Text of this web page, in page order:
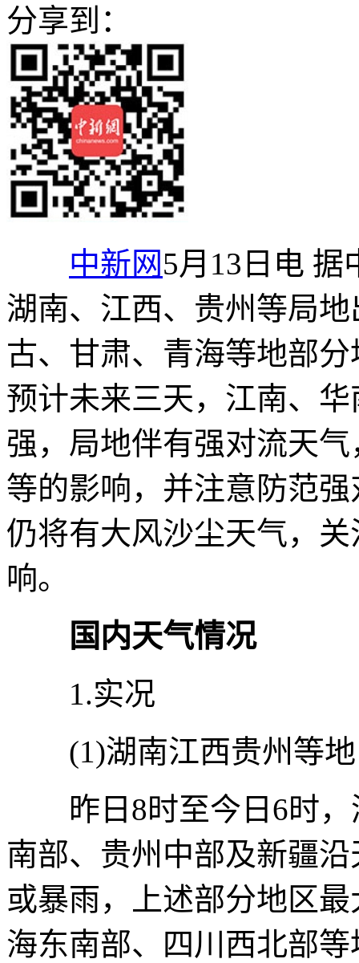
分享到：
中新网5月13日电 据
湖南、江西、贵州等局
古、甘肃、青海等地部
预计未来三天，江南、
强，局地伴有强对流天
等的影响，并注意防范
仍将有大风沙尘天气，
响。
国内天气情况
1.实况
(1)湖南江西贵州等地
昨日8时至今日6时，
南部、贵州中部及新疆
或暴雨，上述部分地区
海东南部、四川西北部